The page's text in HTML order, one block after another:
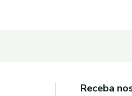
Receba